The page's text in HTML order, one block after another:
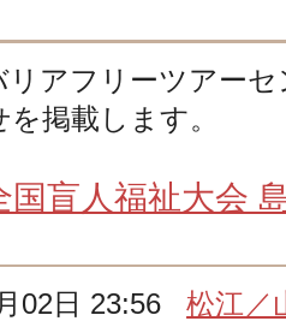
リアフリーツアー
掲載します。
国盲人福祉大会
02日 23:56松江／